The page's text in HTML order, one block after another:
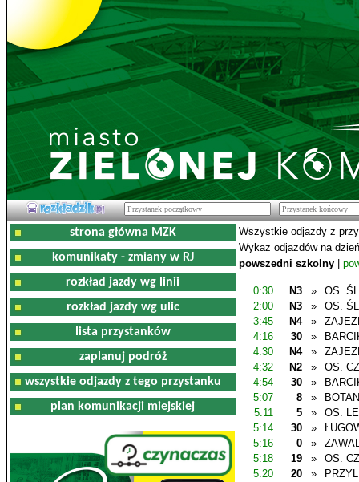
strona główna MZK
komunikaty - zmiany w RJ
rozkład jazdy wg linii
rozkład jazdy wg ulic
lista przystanków
zaplanuj podróż
wszystkie odjazdy z tego przystanku
plan komunikacji miejskiej
Wszystkie odjazdy z
Wykaz odjazdów na
powszedni szkolny
0:30 N3 »
OS.
2:00
N3 »
OS.
3:45
N4 »
4:16
30 »
4:30
N4 »
4:32
N2 »
OS.
4:54
30 »
5:07
8 »
5:11
5 »
OS.
5:14
30 »
5:16
0 »
5:18
19 »
OS.
5:20
20 »